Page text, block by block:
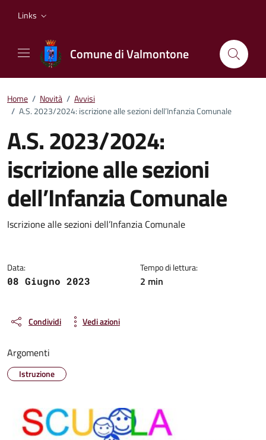
Links
Comune di Valmontone
Home / Novità / Avvisi
/ A.S. 2023/2024: iscrizione alle sezioni dell’Infanzia Comunale
A.S. 2023/2024:
iscrizione alle sezioni
dell’Infanzia Comunale
Dettagli della notizia
Iscrizione alle sezioni dell’Infanzia Comunale
Data:
08 Giugno 2023
Tempo di lettura:
2 min
Condividi Vedi azioni
Argomenti
Istruzione